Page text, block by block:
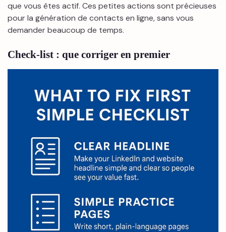
que vous êtes actif. Ces petites actions sont précieuses
pour la génération de contacts en ligne, sans vous
demander beaucoup de temps.
Check-list : que corriger en premier